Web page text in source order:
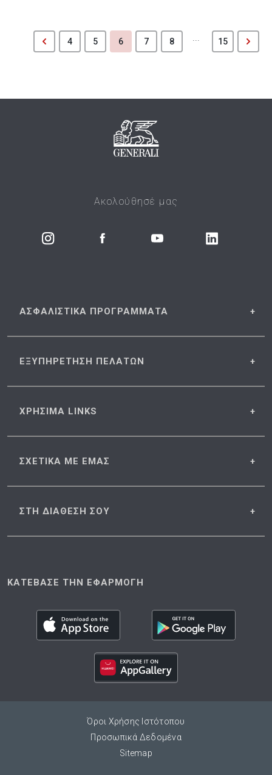
4 5 6 7 8 15
Ακολούθησέ μας
ΑΣΦΑΛΙΣΤΙΚΑ ΠΡΟΓΡΑΜΜΑΤΑ
ΕΞΥΠΗΡΕΤΗΣΗ ΠΕΛΑΤΩΝ
ΧΡΗΣΙΜΑ LINKS
ΣΧΕΤΙΚΑ ΜΕ ΕΜΑΣ
ΣΤΗ ΔΙΑΘΕΣΗ ΣΟΥ
ΚΑΤΕΒΑΣΕ ΤΗΝ ΕΦΑΡΜΟΓΗ
Όροι Χρήσης Ιστότοπου
Προσωπικά Δεδομένα
Sitemap